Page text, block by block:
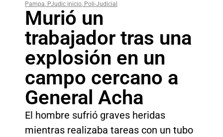
Pampa, PJudic inicio, Poli-Judicial
Murió un
trabajador tras una
explosión en un
campo cercano a
General Acha
El hombre sufrió graves heridas
mientras realizaba tareas con un tubo